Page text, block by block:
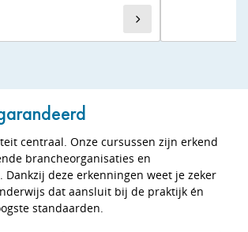
centraal. Onze cursussen zijn erkend
brancheorganisaties en
Dankzij deze erkenningen weet je zeker
dat aansluit bij de praktijk én
standaarden.